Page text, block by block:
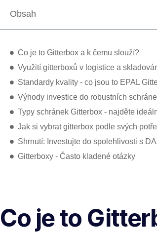
Obsah
Co je to Gitterbox a k čemu slouží?
Využití gitterboxů v logistice a
Standardy kvality - co jsou to EPAL
Výhody investice do robustních
Typy schránek Gitterbox - najděte
Jak si vybrat gitterbox podle svých
Shrnutí: Investujte do spolehlivosti s
Gitterboxy - Často kladené otázky
Co je to